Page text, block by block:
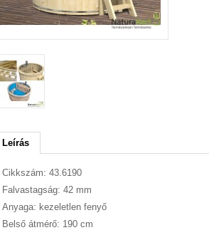
Leírás
Cikkszám: 43.6190
Falvastagság: 42 mm
Anyaga: kezeletlen fenyő
Belső átmérő: 190 cm